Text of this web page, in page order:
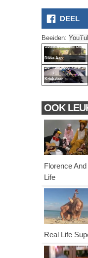
DEEL
Beelden:
Meisje Zwaar
Getraumatiseerd Door
Dikke Aap
De Snelweg Motor
Kriebelaar
OOK
Florence
Life
Real Life